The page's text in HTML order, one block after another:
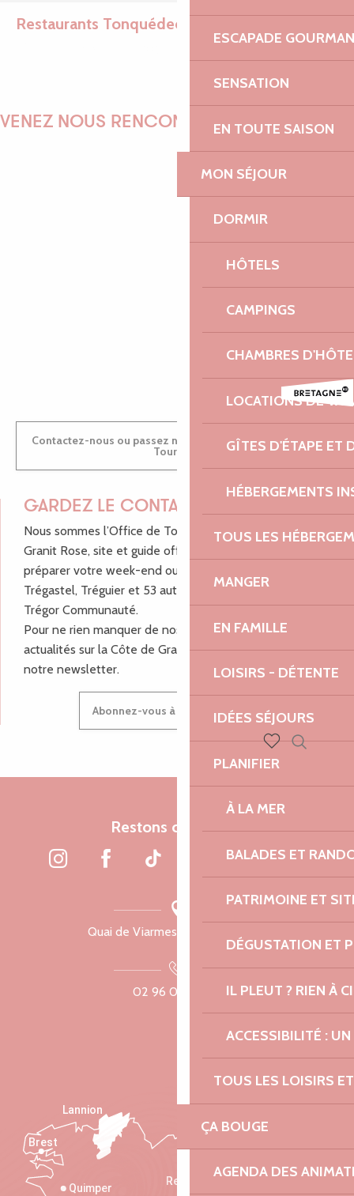
ESCAPADE
SENSATION
EN TOUTE SAISON
MON SÉJOUR
DORMIR
HÔTELS
CAMPINGS
CHAMBRES
LOCATIONS DE
GÎTES D'ÉTAPE ET
HÉBERGEMENTS
TOUS LES
MANGER
EN FAMILLE
LOISIRS - DÉTENTE
IDÉES SÉJOURS
PLANIFIER
À LA MER
BALADES ET
PATRIMOINE ET
DÉGUSTATION ET
IL PLEUT ? RIEN À
ACCESSIBILITÉ :
TOUS LES LOISIRS
ÇA BOUGE
AGENDA DES
Voir les favoris
Restaurants Tonquédec
Ajouter aux favoris
VENEZ NOUS RENCONTRER !
EMILIE
ANTOINE
Contactez-nous ou passez nous voir dans nos Offices de
Tourisme
GARDEZ LE CONTACT !
Nous sommes l’Office de Tourisme Bretagne - Côte de
Granit Rose, site et guide officiel pour vous aider à
préparer votre week-end ou vos vacances à Lannion,
Trégastel, Tréguier et 53 autres communes de Lannion-
Trégor Communauté.
Pour ne rien manquer de nos bons plans et nos
actualités sur la Côte de Granit Rose, inscrivez-vous à
notre newsletter.
Abonnez-vous à notre newsletter
Restons connectés
Quai de Viarmes, 22300 Lannion
02 96 05 60 70
Saint-Malo
Rennes
Quimper
Lannion
Brest